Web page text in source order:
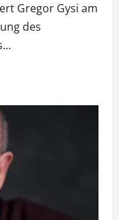
Gregor Gysi am
des